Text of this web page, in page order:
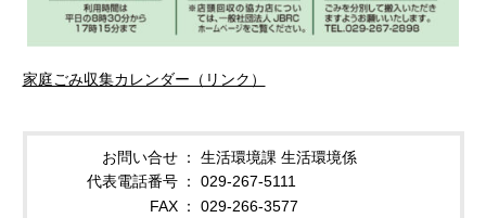
家庭ごみ収集カレンダー（リンク）
お問い合せ
生活環境課 生活環境係
代表電話番号
029-267-5111
FAX
029-266-3577